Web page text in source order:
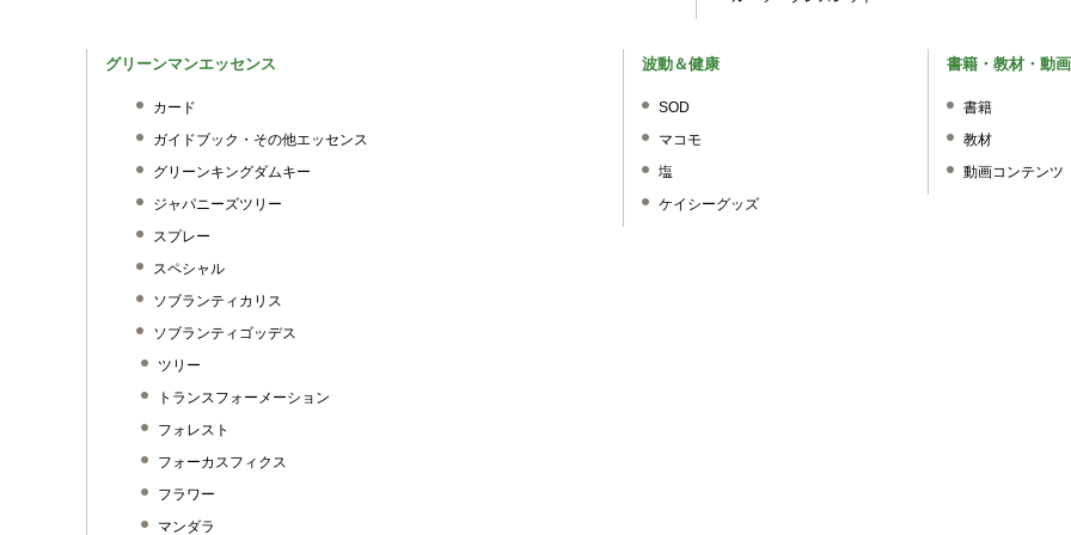
グリーンマンエッセンス
カード
ガイドブック・その他エッセンス
グリーンキングダムキー
ジャパニーズツリー
スプレー
スペシャル
ソブランティカリス
ソブランティゴッデス
ツリー
トランスフォーメーション
フォレスト
フォーカスフィクス
フラワー
マンダラ
波動＆健康
SOD
マコモ
塩
ケイシーグッズ
書籍・教材・動
書籍
教材
動画コンテンツ